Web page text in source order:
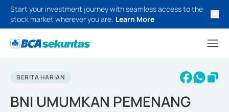
Start your investment journey with seamless access to the
stock market wherever you are. Learn More
BERITA HARIAN
BNI UMUMKAN PEMENANG